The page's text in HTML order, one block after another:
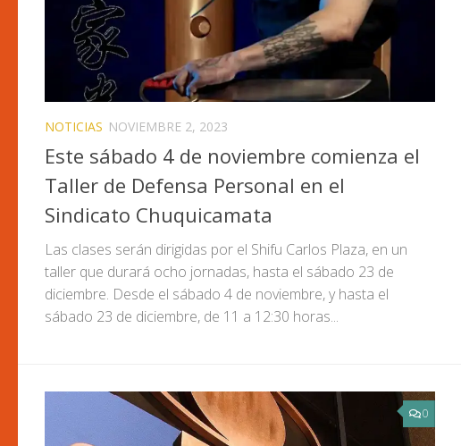
NOTICIAS NOVIEMBRE 2, 2023
Este sábado 4 de noviembre comienza el
Taller de Defensa Personal en el
Sindicato Chuquicamata
Las clases serán dirigidas por el Shifu Carlos Plaza, en un
taller que durará ocho jornadas, hasta el sábado 23 de
diciembre. Desde el sábado 4 de noviembre, y hasta el
sábado 23 de diciembre, de 11 a 12:30 horas...
0